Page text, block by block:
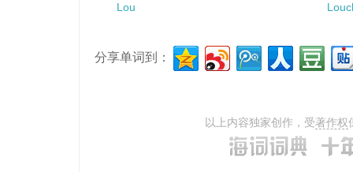
Lou
分享单词到：
以上内容独家创作，受著作权